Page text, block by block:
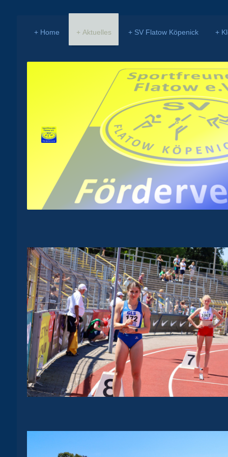
Home Aktuelles SV Flatow Köpenick